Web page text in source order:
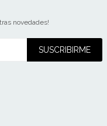
novedades!
SUSCRIBIRME